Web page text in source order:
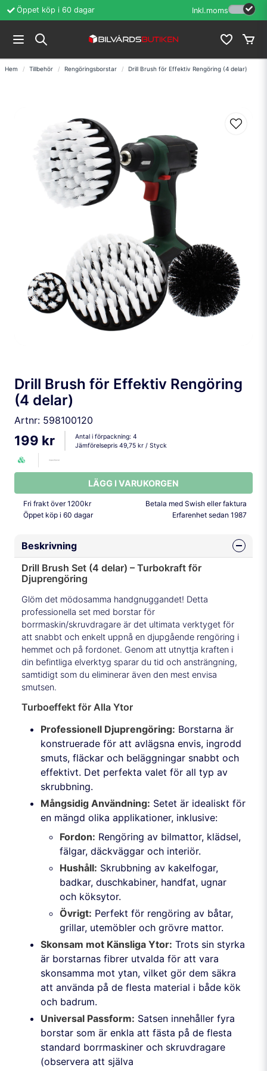
köp i 60 dagar Erfarenhet sedan 1987
Inkl.moms
Hem Tillbehör Rengöringsborstar Drill Brush för Effektiv Rengöring (4 delar)
Drill Brush för Effektiv Rengöring
(4 delar)
Artnr: 598100120
199 kr Antal i förpackning: 4
Jämförelsepris 49,75 kr / Styck
LÄGG I VARUKORGEN
Fri frakt över 1200kr
Betala med Swish eller faktura
Öppet köp i 60 dagar
Erfarenhet sedan 1987
Beskrivning
Drill Brush Set (4 delar) – Turbokraft för
Djuprengöring
Glöm det mödosamma handgnuggandet! Detta
professionella set med borstar för
borrmaskin/skruvdragare är det ultimata verktyget för
att snabbt och enkelt uppnå en djupgående rengöring i
hemmet och på fordonet. Genom att utnyttja kraften i
din befintliga elverktyg sparar du tid och ansträngning,
samtidigt som du eliminerar även den mest envisa
smutsen.
Turboeffekt för Alla Ytor
Professionell Djuprengöring: Borstarna är
konstruerade för att avlägsna envis, ingrodd
smuts, fläckar och beläggningar snabbt och
effektivt. Det perfekta valet för all typ av
skrubbning.
Mångsidig Användning: Setet är idealiskt för
en mängd olika applikationer, inklusive:
Fordon: Rengöring av bilmattor, klädsel,
fälgar, däckväggar och interiör.
Hushåll: Skrubbning av kakelfogar,
badkar, duschkabiner, handfat, ugnar
och köksytor.
Övrigt: Perfekt för rengöring av båtar,
grillar, utemöbler och grövre mattor.
Skonsam mot Känsliga Ytor: Trots sin styrka
är borstarnas fibrer utvalda för att vara
skonsamma mot ytan, vilket gör dem säkra
att använda på de flesta material i både kök
och badrum.
Universal Passform: Satsen innehåller fyra
borstar som är enkla att fästa på de flesta
standard borrmaskiner och skruvdragare
(observera att själva